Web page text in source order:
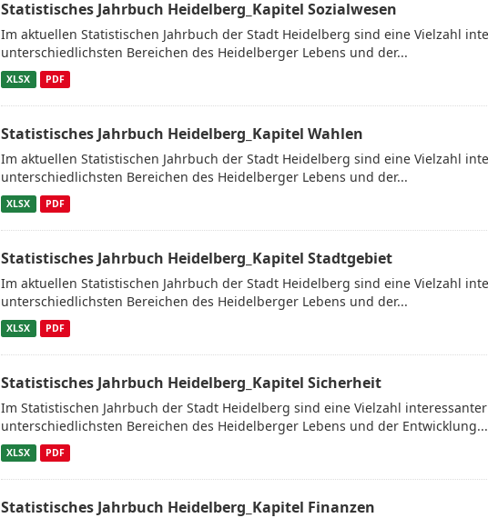
Statistisches Jahrbuch Heidelberg_Kapitel Sozialwesen
Im aktuellen Statistischen Jahrbuch der Stadt Heidelberg sind eine Vielzahl
unterschiedlichsten Bereichen des Heidelberger Lebens und der...
XLSX PDF
Statistisches Jahrbuch Heidelberg_Kapitel Wahlen
Im aktuellen Statistischen Jahrbuch der Stadt Heidelberg sind eine Vielzahl
unterschiedlichsten Bereichen des Heidelberger Lebens und der...
XLSX PDF
Statistisches Jahrbuch Heidelberg_Kapitel Stadtgebiet
Im aktuellen Statistischen Jahrbuch der Stadt Heidelberg sind eine Vielzahl
unterschiedlichsten Bereichen des Heidelberger Lebens und der...
XLSX PDF
Statistisches Jahrbuch Heidelberg_Kapitel Sicherheit
Im Statistischen Jahrbuch der Stadt Heidelberg sind eine Vielzahl
unterschiedlichsten Bereichen des Heidelberger Lebens und der Entwicklung...
XLSX PDF
Statistisches Jahrbuch Heidelberg_Kapitel Finanzen